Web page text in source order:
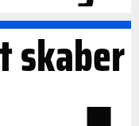
skaber